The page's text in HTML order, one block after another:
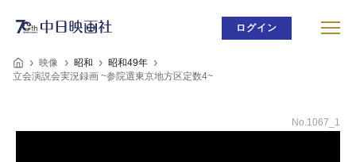
ログイン
映像 昭和
昭和49年
立会演説会実況録画 ~参院選東京地方区定数4~
No.1067_1